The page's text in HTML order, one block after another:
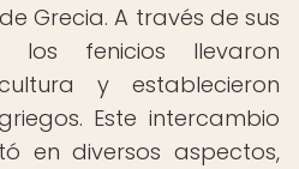
Grecia. A través de sus
los fenicios llevaron
y establecieron
Este intercambio
en diversos aspectos,